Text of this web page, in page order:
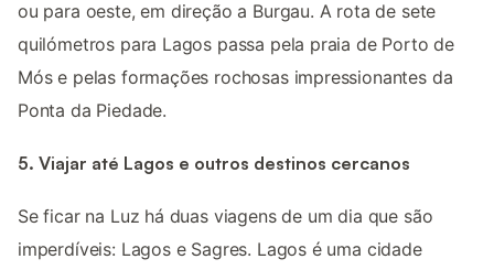
ou para oeste, em direção a Burgau. A rota de sete
quilómetros para Lagos passa pela praia de Porto de
Mós e pelas formações rochosas impressionantes da
Ponta da Piedade.
5. Viajar até Lagos e outros destinos cercanos
Se ficar na Luz há duas viagens de um dia que são
imperdíveis: Lagos e Sagres. Lagos é uma cidade